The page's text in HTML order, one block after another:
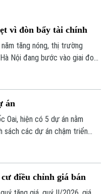
vì đòn bẩy tài chính
năm tăng nóng, thị trường
Nội đang bước vào giai đoạn
suy giảm.
án
Oai, hiện có 5 dự án nằm
sách các dự án chậm triển
hiệu quả. Tình trạng dự án
khai không chỉ gây lãng phí
điều chỉnh giá bán